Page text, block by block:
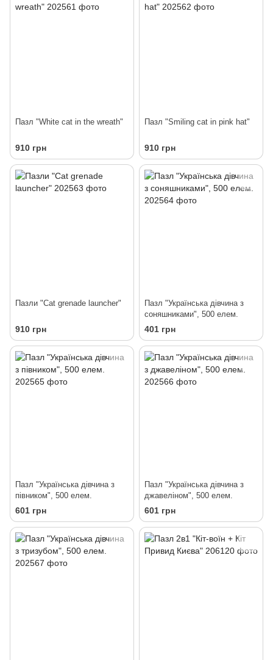
Пазл "White cat in the wreath"
910 грн
Пазл "Smiling cat in pink hat"
910 грн
Пазли "Cat grenade launcher"
910 грн
Пазл "Українська дівчина з
соняшниками", 500 елем.
401 грн
Пазл "Українська дівчина з
півником", 500 елем.
601 грн
Пазл "Українська дівчина з
джавеліном", 500 елем.
601 грн